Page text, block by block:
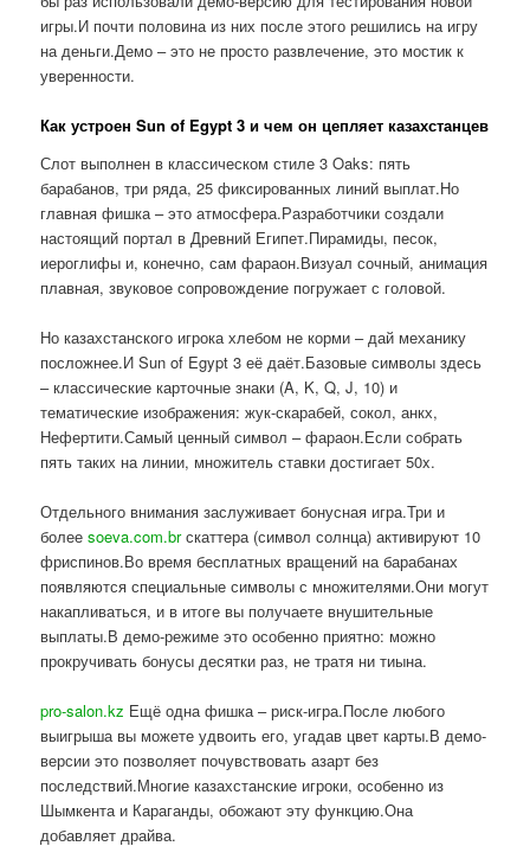
игры.И почти половина из них после этого решились на игру
на деньги.Демо – это не просто развлечение, это мостик к
уверенности.
Как устроен Sun of Egypt 3 и чем он цепляет казахстанцев
Слот выполнен в классическом стиле 3 Oaks: пять
барабанов, три ряда, 25 фиксированных линий выплат.Но
главная фишка – это атмосфера.Разработчики создали
настоящий портал в Древний Египет.Пирамиды, песок,
иероглифы и, конечно, сам фараон.Визуал сочный, анимация
плавная, звуковое сопровождение погружает с головой.
Но казахстанского игрока хлебом не корми – дай механику
посложнее.И Sun of Egypt 3 её даёт.Базовые символы здесь
– классические карточные знаки (A, K, Q, J, 10) и
тематические изображения: жук-скарабей, сокол, анкх,
Нефертити.Самый ценный символ – фараон.Если собрать
пять таких на линии, множитель ставки достигает 50x.
Отдельного внимания заслуживает бонусная игра.Три и
болееsoeva.com.brскаттера (символ солнца) активируют 10
фриспинов.Во время бесплатных вращений на барабанах
появляются специальные символы с множителями.Они могут
накапливаться, и в итоге вы получаете внушительные
выплаты.В демо-режиме это особенно приятно: можно
прокручивать бонусы десятки раз, не тратя ни тиына.
pro-salon.kz Ещё одна фишка – риск-игра.После любого
выигрыша вы можете удвоить его, угадав цвет карты.В демо-
версии это позволяет почувствовать азарт без
последствий.Многие казахстанские игроки, особенно из
Шымкента и Караганды, обожают эту функцию.Она
добавляет драйва.